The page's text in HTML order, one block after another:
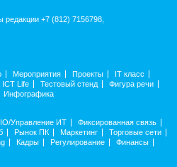
редакции +7 (812) 7156798,
Мероприятия Проекты
IT класс
ICT Life Тестовый стенд
Фигура речи
Инфографика
Управление ИТ
Фиксированная связь
Рынок ПК Маркетинг
Торговые сети
Кадры Регулирование
Финансы